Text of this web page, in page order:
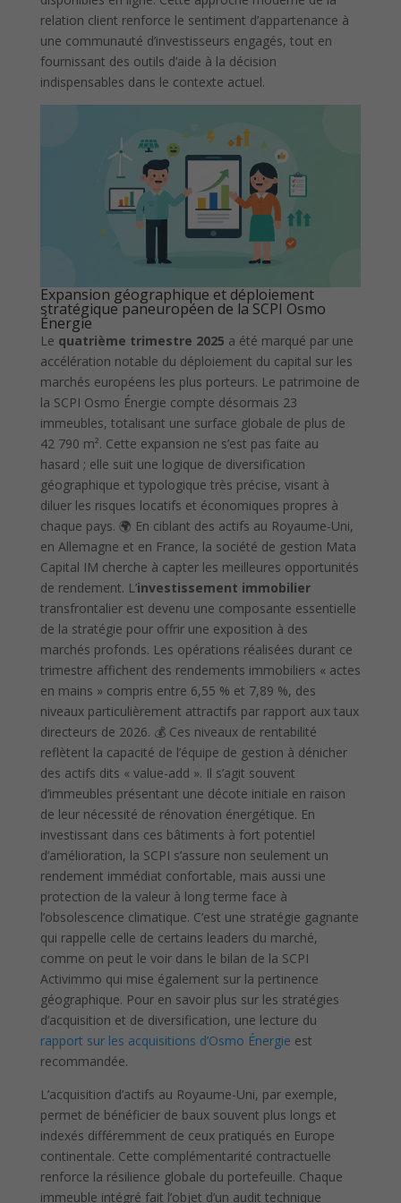
relation client renforce le sentiment d’appartenance à
une communauté d’investisseurs engagés, tout en
fournissant des outils d’aide à la décision
indispensables dans le contexte actuel.
Expansion géographique et déploiement
stratégique paneuropéen de la SCPI Osmo
Énergie
Le quatrième trimestre 2025 a été marqué par une
accélération notable du déploiement du capital sur les
marchés européens les plus porteurs. Le patrimoine de
la SCPI Osmo Énergie compte désormais 23
immeubles, totalisant une surface globale de plus de
42 790 m². Cette expansion ne s’est pas faite au
hasard ; elle suit une logique de diversification
géographique et typologique très précise, visant à
diluer les risques locatifs et économiques propres à
chaque pays. 🌍 En ciblant des actifs au Royaume-Uni,
en Allemagne et en France, la société de gestion Mata
Capital IM cherche à capter les meilleures opportunités
de rendement. L’investissement immobilier
transfrontalier est devenu une composante essentielle
de la stratégie pour offrir une exposition à des
marchés profonds. Les opérations réalisées durant ce
trimestre affichent des rendements immobiliers « actes
en mains » compris entre 6,55 % et 7,89 %, des
niveaux particulièrement attractifs par rapport aux taux
directeurs de 2026. 💰 Ces niveaux de rentabilité
reflètent la capacité de l’équipe de gestion à dénicher
des actifs dits « value-add ». Il s’agit souvent
d’immeubles présentant une décote initiale en raison
de leur nécessité de rénovation énergétique. En
investissant dans ces bâtiments à fort potentiel
d’amélioration, la SCPI s’assure non seulement un
rendement immédiat confortable, mais aussi une
protection de la valeur à long terme face à
l’obsolescence climatique. C’est une stratégie gagnante
qui rappelle celle de certains leaders du marché,
comme on peut le voir dans le bilan de la SCPI
Activimmo qui mise également sur la pertinence
géographique. Pour en savoir plus sur les stratégies
d’acquisition et de diversification, une lecture du
rapport sur les acquisitions d’Osmo Énergie est
recommandée.
L’acquisition d’actifs au Royaume-Uni, par exemple,
permet de bénéficier de baux souvent plus longs et
indexés différemment de ceux pratiqués en Europe
continentale. Cette complémentarité contractuelle
renforce la résilience globale du portefeuille. Chaque
immeuble intégré fait l’objet d’un audit technique